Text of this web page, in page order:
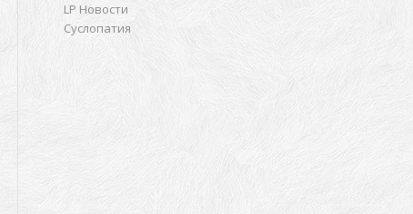
LP Новости
Суслопатия